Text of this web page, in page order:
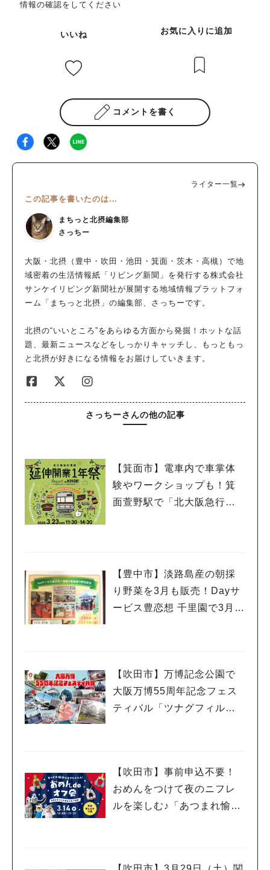
情報の確認をしてください
いいね お気に入りに追加
コメントを書く
ライター一覧
この記事を書いたのは…
まちっと北摂編集部
さっちー
大阪・北摂（豊中・吹田・池田・箕面・茨木・高槻）で地
域密着の生活情報紙「リビング新聞」を発行する株式会社
サンケイリビング新聞社が展開する地域情報プラットフォ
ーム「まちっと北摂」の編集部、さっちーです。
北摂の“いいところ”をあらゆる方面から発掘！ホットな話
題、最新ニュースなどをしっかりキャッチし、もっともっ
と北摂が好きになる情報をお届けしていきます。
さっちーさんの他の記事
【箕面市】電車内で車掌体
験やワークショップも！箕
面萱野駅で「北大阪急行電
【豊中市】淡路島産の朝採
り野菜を3月も販売！Dayサ
ービス豊恋想 千里園で3月8
【吹田市】万博記念公園で
大阪万博55周年記念フェス
ティバル「ツナグフィルム1
【吹田市】事前申込不要！
おめんをつけて夜のニフレ
ルを楽しむ♪「あつまれ愉快